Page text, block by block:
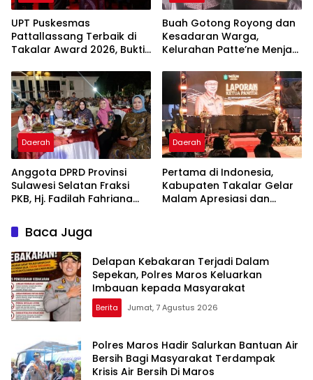
UPT Puskesmas
Pattallassang Terbaik di
Takalar Award 2026, Bukti
Pelayanan Kesehatan
Berkualitas
Buah Gotong Royong dan
Kesadaran Warga,
Kelurahan Patte’ne Menjadi
2026
Daerah
Anggota DPRD Provinsi
Sulawesi Selatan Fraksi
PKB, Hj. Fadilah Fahriana
Takalar Menyalakan
Lentera Pengabdian
Melalui Malam Apresiasi
dan Inovasi Award 2026
Daerah
Pertama di Indonesia,
Kabupaten Takalar Gelar
Malam Apresiasi dan
Baca Juga
Delapan Kebakaran Terjadi Dalam
Sepekan, Polres Maros Keluarkan
Imbauan kepada Masyarakat
Berita Jumat, 7 Agustus 2026
Polres Maros Hadir Salurkan Bantuan Air
Bersih Bagi Masyarakat Terdampak
Krisis Air Bersih Di Maros